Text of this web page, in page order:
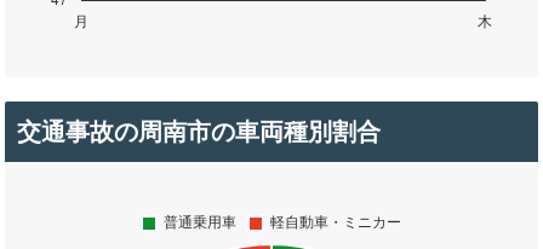
交通事故の周南市の車両種別割合